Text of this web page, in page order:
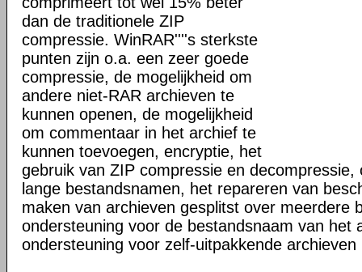
dan de traditionele ZIP
compressie. WinRAR''''s sterkste
punten zijn o.a. een zeer goede
compressie, de mogelijkheid om
andere niet-RAR archieven te
kunnen openen, de mogelijkheid
om commentaar in het archief te
kunnen toevoegen, encryptie, het
gebruik van ZIP compressie en decompressie,
lange bestandsnamen, het repareren van
maken van archieven gesplitst over meerdere
ondersteuning voor de bestandsnaam van het
ondersteuning voor zelf-uitpakkende archieven